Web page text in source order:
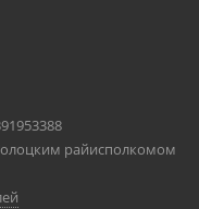
райисполкомом